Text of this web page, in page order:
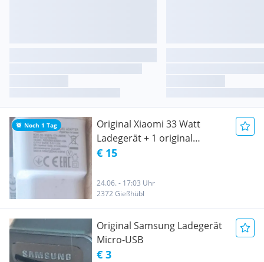
Noch 1 Tag
Original Xiaomi 33 Watt
Ladegerät + 1 original
Samsung 33 Watt Ladegerät
€ 15
24.06. - 17:03 Uhr
2372 Gießhübl
Original Samsung Ladegerät
Micro-USB
€ 3